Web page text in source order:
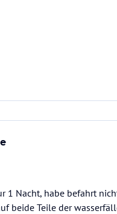
1 Nacht, habe befahrt
beide Teile der